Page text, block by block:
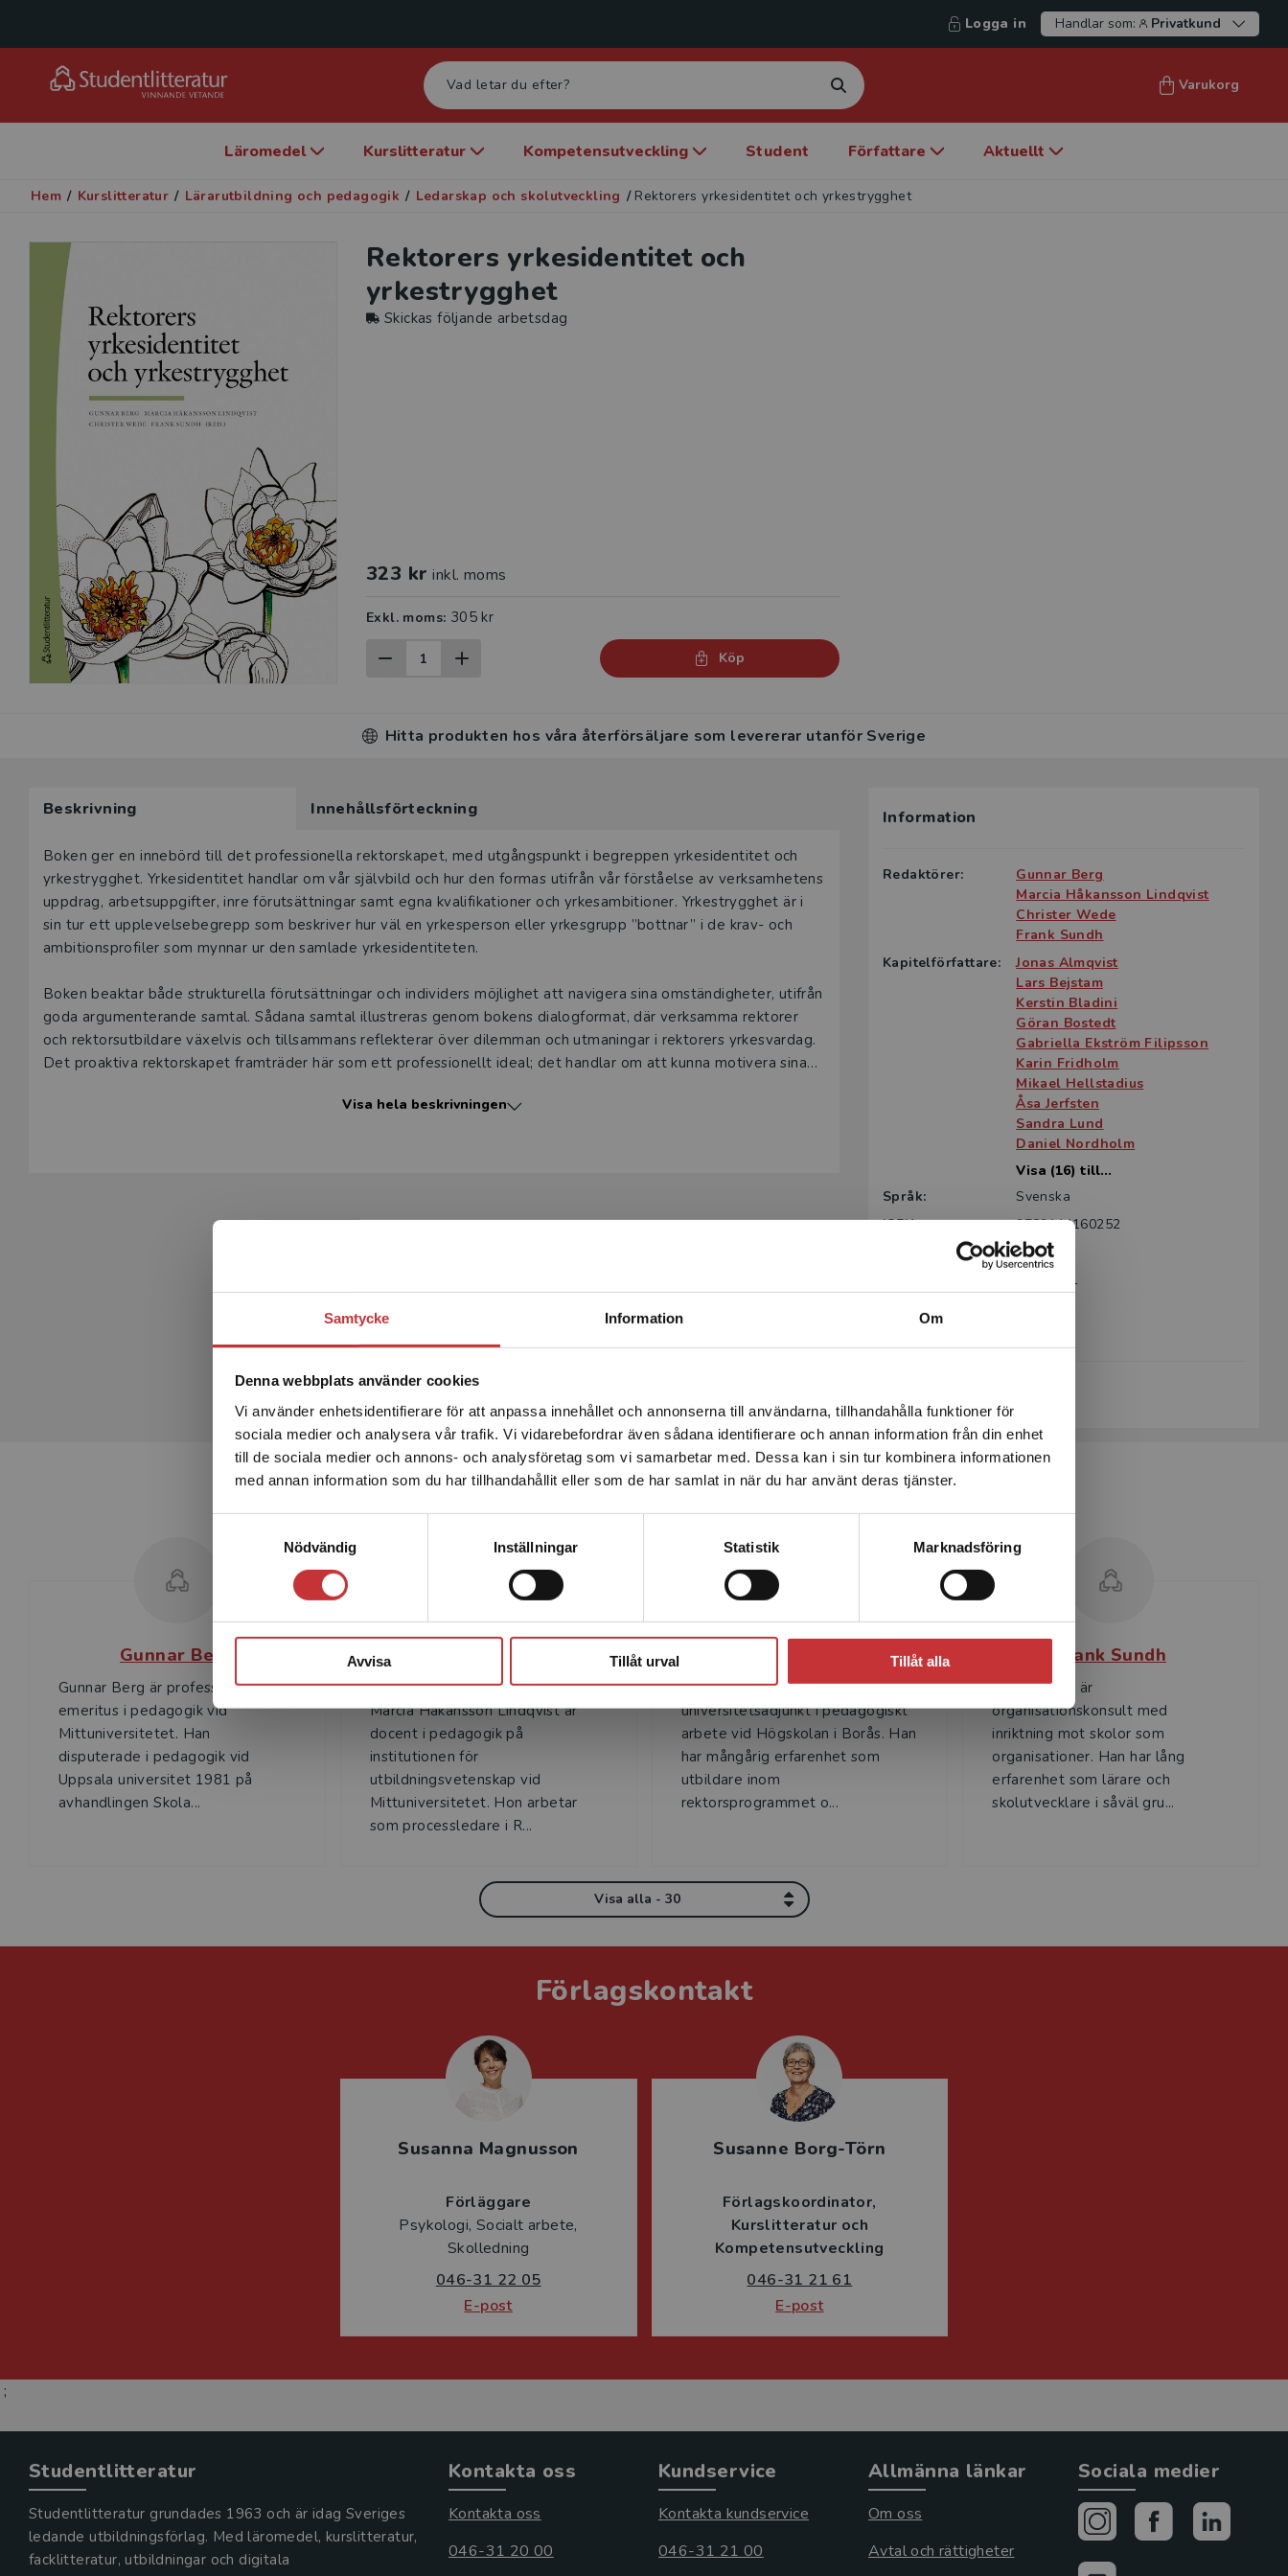
Samtycke Information Om
Denna webbplats använder cookies
Vi använder enhetsidentifierare för att anpassa innehållet och annonserna till användarna, tillhandahålla funktioner för
sociala medier och analysera vår trafik. Vi vidarebefordrar även sådana identifierare och annan information från din enhet
till de sociala medier och annons- och analysföretag som vi samarbetar med. Dessa kan i sin tur kombinera informationen
med annan information som du har tillhandahållit eller som de har samlat in när du har använt deras tjänster.
Nödvändig
Inställningar Statistik Marknadsföring
Avvisa Tillåt urval Tillåt alla
Begränsad fraktregion
Det verkar som att du besöker studentlitteratur.se via en
enhet utanför Sverige. Vi erbjuder inte leveranser utanför
Sverige. För att kunna slutföra ett köp måste
leveransadressen vara i Sverige.Läs mer
Logga in Handlar som: Privatkund
Varukorg
Läromedel Kurslitteratur Kompetensutveckling Student Författare Aktuellt
Hem / Kurslitteratur / Lärarutbildning och pedagogik / Ledarskap och skolutveckling / Rektorers yrkesidentitet och yrkestrygghet
Rektorers yrkesidentitet och
yrkestrygghet
Skickas följande arbetsdag
323 kr inkl. moms
Exkl. moms: 305 kr
Köp
Hitta produkten hos våra återförsäljare som levererar utanför Sverige
Beskrivning Innehållsförteckning
Beskrivning
Boken ger en innebörd till det professionella rektorskapet, med utgångspunkt i begreppen yrkesidentitet och
yrkestrygghet. Yrkesidentitet handlar om vår självbild och hur den formas utifrån vår förståelse av verksamhetens
uppdrag, arbetsuppgifter, inre förutsättningar samt egna kvalifikationer och yrkesambitioner. Yrkestrygghet är i
sin tur ett upplevelsebegrepp som beskriver hur väl en yrkesperson eller yrkesgrupp ”bottnar” i de krav- och
ambitionsprofiler som mynnar ur den samlade yrkesidentiteten.
Boken beaktar både strukturella förutsättningar och individers möjlighet att navigera sina omständigheter, utifrån
goda argumenterande samtal. Sådana samtal illustreras genom bokens dialogformat, där verksamma rektorer
och rektorsutbildare växelvis och tillsammans reflekterar över dilemman och utmaningar i rektorers yrkesvardag.
Det proaktiva rektorskapet framträder här som ett professionellt ideal; det handlar om att kunna motivera sina
Visa hela beskrivningen
Information
Redaktörer:
Gunnar Berg
Marcia Håkansson Lindqvist
Christer Wede
Frank Sundh
Kapitelförfattare:
Jonas Almqvist
Lars Bejstam
Kerstin Bladini
Göran Bostedt
Gabriella Ekström Filipsson
Karin Fridholm
Mikael Hellstadius
Åsa Jerfsten
Sandra Lund
Daniel Nordholm
Visa (16) till...
Språk:
Svenska
ISBN:
9789144160252
Utgivningsår:
2024
45410-01
Upplaga:
Författare
Gunnar Berg
Gunnar Berg är professor
emeritus i pedagogik vid
Mittuniversitetet. Han
disputerade i pedagogik vid
Uppsala universitet 1981 på
avhandlingen Skola...
Lindqvist
Marcia Håkansson Lindqvist är
docent i pedagogik på
institutionen för
utbildningsvetenskap vid
Mittuniversitetet. Hon arbetar
som processledare i R...
Christer Wede är
universitetsadjunkt i pedagogiskt
arbete vid Högskolan i Borås. Han
har mångårig erfarenhet som
utbildare inom
rektorsprogrammet o...
Frank Sundh
Frank Sundh är
organisationskonsult med
inriktning mot skolor som
organisationer. Han har lång
erfarenhet som lärare och
skolutvecklare i såväl gru...
Visa alla - 30
Förlagskontakt
Susanna Magnusson
Förläggare
Psykologi, Socialt arbete,
Skolledning
046-31 22 05
E-post
Susanne Borg-Törn
Förlagskoordinator
Kurslitteratur och
Kompetensutveckling
046-31 21 61
E-post
;
Studentlitteratur
Studentlitteratur grundades 1963 och är idag Sveriges
ledande utbildningsförlag. Med läromedel, kurslitteratur,
facklitteratur, utbildningar och digitala
Kontakta oss
Kontakta oss
046-31 20 00
Kundservice
Kontakta kundservice
046-31 21 00
Allmänna länkar
Om oss
Avtal och rättigheter
Sociala medier